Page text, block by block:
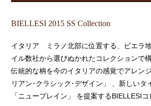
BIELLESI 2015 SS Collection
イタリア ミラノ北部に位置する、ビエラ
イル数社から選びぬかれたコレクションで
伝統的な柄を今のイタリアの感覚でアレン
リアン･クラシック･デザイン」 、新しいタ
「ニュープレイン」 を提案するBIELLESIコ